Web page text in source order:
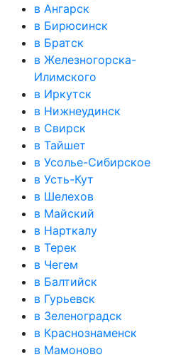
в Ангарск
в Бирюсинск
в Братск
в Железногорска-
Илимского
в Иркутск
в Нижнеудинск
в Свирск
в Тайшет
в Усолье-Сибирское
в Усть-Кут
в Шелехов
в Майский
в Нарткалу
в Терек
в Чегем
в Балтийск
в Гурьевск
в Зеленоградск
в Краснознаменск
в Мамоново